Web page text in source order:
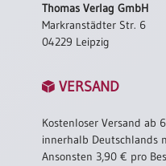
Thomas Verlag GmbH
Markranstädter Str. 6
04229 Leipzig
VERSAND
Kostenloser Versand ab
innerhalb Deutschlands
Ansonsten 3,90 € pro